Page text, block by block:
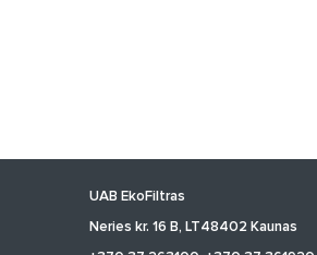
UAB EkoFiltras
Neries kr. 16 B, LT48402 Kaunas